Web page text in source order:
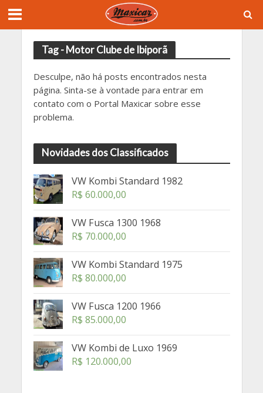
Tag - Motor Clube de Ibiporã
Desculpe, não há posts encontrados nesta
página. Sinta-se à vontade para entrar em
contato com o Portal Maxicar sobre esse
problema.
Novidades dos Classificados
VW Kombi Standard 1982
R$ 60.000,00
VW Fusca 1300 1968
R$ 70.000,00
VW Kombi Standard 1975
R$ 80.000,00
VW Fusca 1200 1966
R$ 85.000,00
VW Kombi de Luxo 1969
R$ 120.000,00